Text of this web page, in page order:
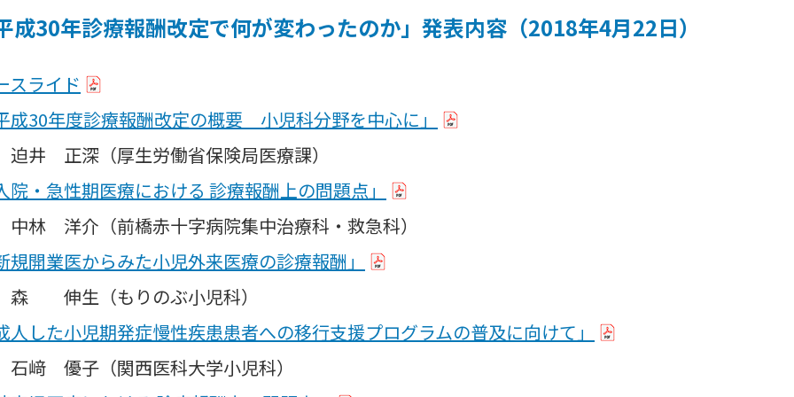
成30年診療報酬改定で何が変わったのか」発表内容（2018年4月22日）
スライド
成30年度診療報酬改定の概要 小児科分野を中心に」
正深（厚生労働省保険局医療課）
院・急性期医療における 診療報酬上の問題点」
洋介（前橋赤十字病院集中治療科・救急科）
規開業医からみた小児外来医療の診療報酬」
生（もりのぶ小児科）
人した小児期発症慢性疾患患者への移行支援プログラムの普及に向けて」
優子（関西医科大学小児科）